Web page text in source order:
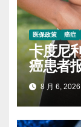
医保政策 癌症
卡度尼
癌患者
8 月 6, 2026